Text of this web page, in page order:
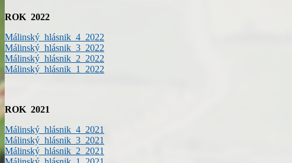
ROK 2022
Málinský_hlásnik_4_2022
Málinský_hlásnik_3_2022
Málinský_hlásnik_2_2022
Málinský_hlásnik_1_2022
ROK 2021
Málinský_hlásnik_4_2021
Málinský_hlásnik_3_2021
Málinský_hlásnik_2_2021